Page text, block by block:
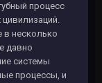
процесс
в несколько
давно
системы
процессы, и